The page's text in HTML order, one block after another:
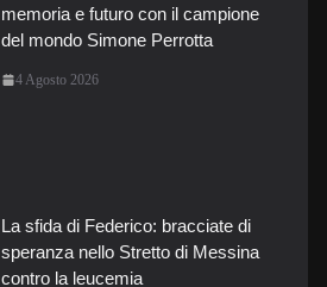
memoria e futuro con il campione
del mondo Simone Perrotta
4 Agosto 2026
La sfida di Federico: bracciate di
speranza nello Stretto di Messina
contro la leucemia